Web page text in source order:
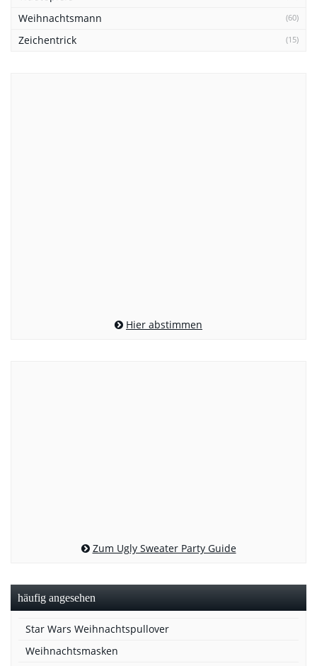
Weihnachtsmann (60)
Zeichentrick (15)
Hier abstimmen
Zum Ugly Sweater Party Guide
häufig angesehen
Star Wars Weihnachtspullover
Weihnachtsmasken